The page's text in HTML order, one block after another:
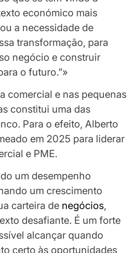
económico mais
a necessidade de
transformação, para
negócio e construir
o futuro.”»
comercial e nas pequenas
constitui uma das
Para o efeito, Alberto
em 2025 para liderar
e PME.
um desempenho
um crescimento
carteira de negócios,
desafiante. É um forte
alcançar quando
certo às oportunidades